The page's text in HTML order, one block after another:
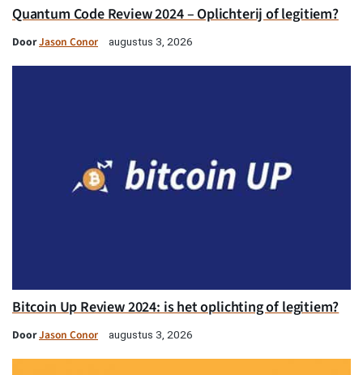
Quantum Code Review 2024 – Oplichterij of legitiem?
DoorJason Conor augustus 3, 2026
Bitcoin Up Review 2024: is het oplichting of legitiem?
DoorJason Conor augustus 3, 2026